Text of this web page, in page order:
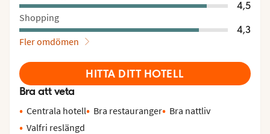
4,5
Shopping
4,3
Fler omdömen
HITTA DITT HOTELL
Bra att veta
Centrala hotell Bra restauranger
Bra nattliv
Valfri reslängd